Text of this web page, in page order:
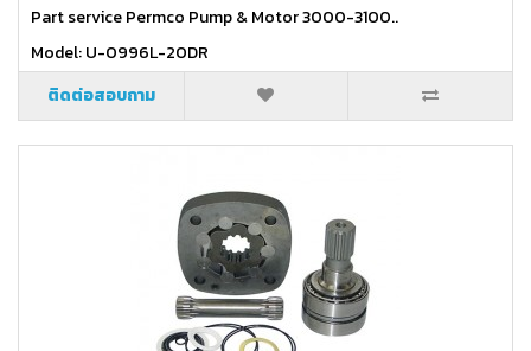
Part service Permco Pump & Motor 3000-3100..
Model: U-0996L-20DR
ติดต่อสอบถาม